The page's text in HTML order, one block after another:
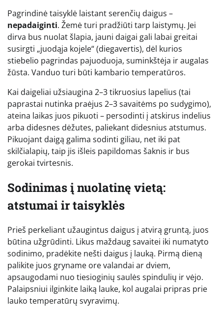
Pagrindinė taisyklė laistant serenčių daigus –
nepadaiginti. Žemė turi pradžiūti tarp laistymų. Jei
dirva bus nuolat šlapia, jauni daigai gali labai greitai
susirgti „juodąja kojele“ (diegavertis), dėl kurios
stiebelio pagrindas pajuoduoja, suminkštėja ir augalas
žūsta. Vanduo turi būti kambario temperatūros.
Kai daigeliai užsiaugina 2–3 tikruosius lapelius (tai
paprastai nutinka praėjus 2–3 savaitėms po sudygimo),
ateina laikas juos pikuoti – persodinti į atskirus indelius
arba didesnes dėžutes, paliekant didesnius atstumus.
Pikuojant daigą galima sodinti giliau, net iki pat
skilčialapių, taip jis išleis papildomas šaknis ir bus
gerokai tvirtesnis.
Sodinimas į nuolatinę vietą:
atstumai ir taisyklės
Prieš perkeliant užaugintus daigus į atvirą gruntą, juos
būtina užgrūdinti. Likus maždaug savaitei iki numatyto
sodinimo, pradėkite nešti daigus į lauką. Pirmą dieną
palikite juos gryname ore valandai ar dviem,
apsaugodami nuo tiesioginių saulės spindulių ir vėjo.
Palaipsniui ilginkite laiką lauke, kol augalai pripras prie
lauko temperatūrų svyravimų.